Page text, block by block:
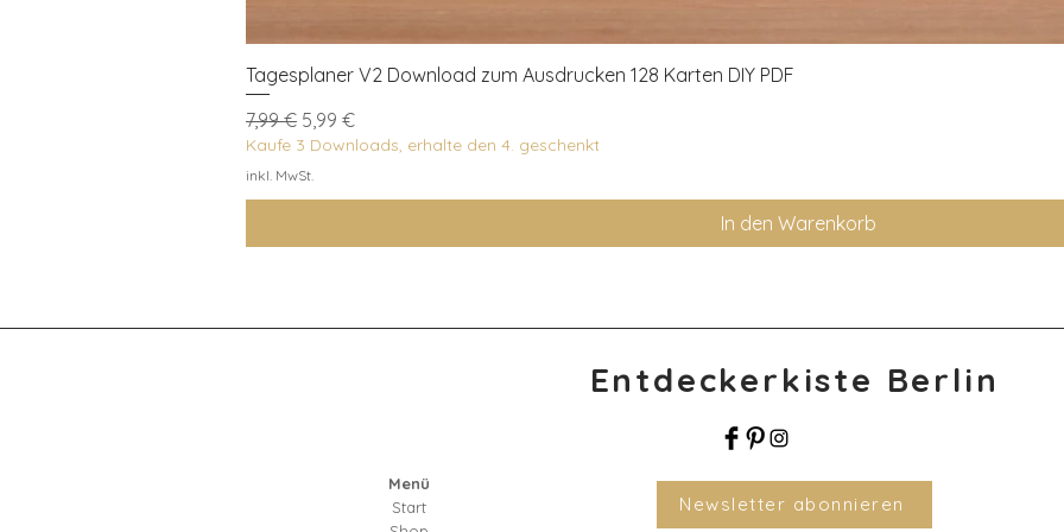
Tagesplaner V2 Download zum Ausdrucken 128 Karten DIY PDF
Standardpreis
7,99 € Sale-Preis
5,99 €
Kaufe 3 Downloads, erhalte den 4. geschenkt
inkl. MwSt.
In den Warenkorb
Entdeckerkiste Berlin
Menü
Start
Newsletter abonnieren